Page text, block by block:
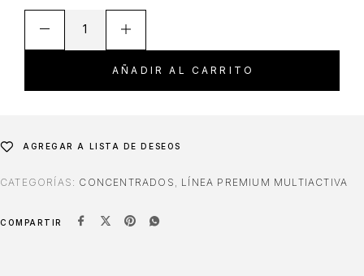
AÑADIR AL CARRITO
AGREGAR A LISTA DE DESEOS
CATEGORÍAS: CONCENTRADOS LÍNEA PREMIUM MULTIACTIVA
COMPARTIR